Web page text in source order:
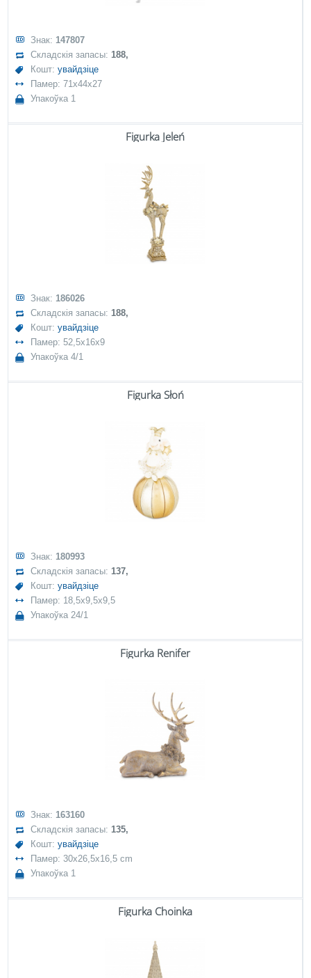
Знак: 147807
Складскія запасы:188,
Кошт:увайдзіце
Памер: 71x44x27
Упакоўка 1
Figurka Jeleń
Знак: 186026
Складскія запасы:188,
Кошт:увайдзіце
Памер: 52,5x16x9
Упакоўка 4/1
Figurka Słoń
Знак: 180993
Складскія запасы:137,
Кошт:увайдзіце
Памер: 18,5x9,5x9,5
Упакоўка 24/1
Figurka Renifer
Знак: 163160
Складскія запасы:135,
Кошт:увайдзіце
Памер: 30x26,5x16,5 cm
Упакоўка 1
Figurka Choinka